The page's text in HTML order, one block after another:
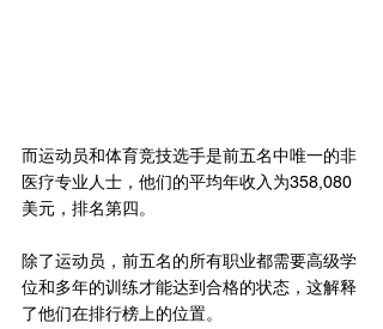
而运动员和体育竞技选手是前五名中唯一的非
医疗专业人士，他们的平均年收入为358,080
美元，排名第四。
除了运动员，前五名的所有职业都需要高级学
位和多年的训练才能达到合格的状态，这解释
了他们在排行榜上的位置。